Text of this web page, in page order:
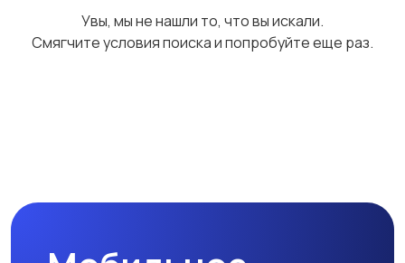
Увы, мы не нашли то, что вы искали.
Смягчите условия поиска и попробуйте еще раз.